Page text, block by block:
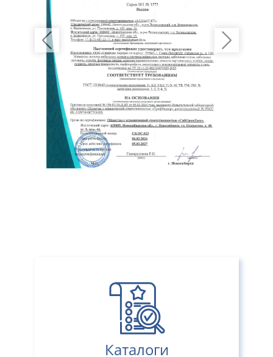
Нажимая кнопку «Отправить» вы даете своё согласие на
обработку персональных данных
Previous Next
Каталоги